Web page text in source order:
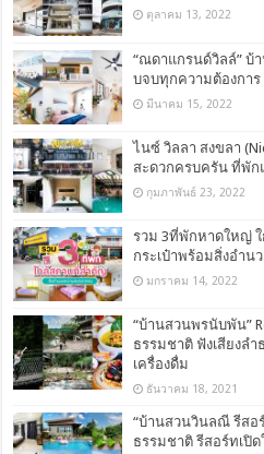
ตุลาคม 13, 2022
“ณดาแกรนด์วิลล์”
บจบทุกความต้องกา
มีนาคม 15, 2022
ไนซ์ วิลลา สงขลา
สะดวกครบครัน ที่พั
กุมภาพันธ์ 23, 2022
รวม 3ที่พักหาดใหญ่
กระเป๋าพร้อมสิ่งอำ
มกราคม 14, 2022
“บ้านสวนพรนับพัน”
ธรรมชาติ ฟังเสียงล
เครื่องดื่ม
ธันวาคม 18, 2021
“บ้านสวนวินลณี รีสอ
ธรรมชาติ รีสอร์ทเปิ